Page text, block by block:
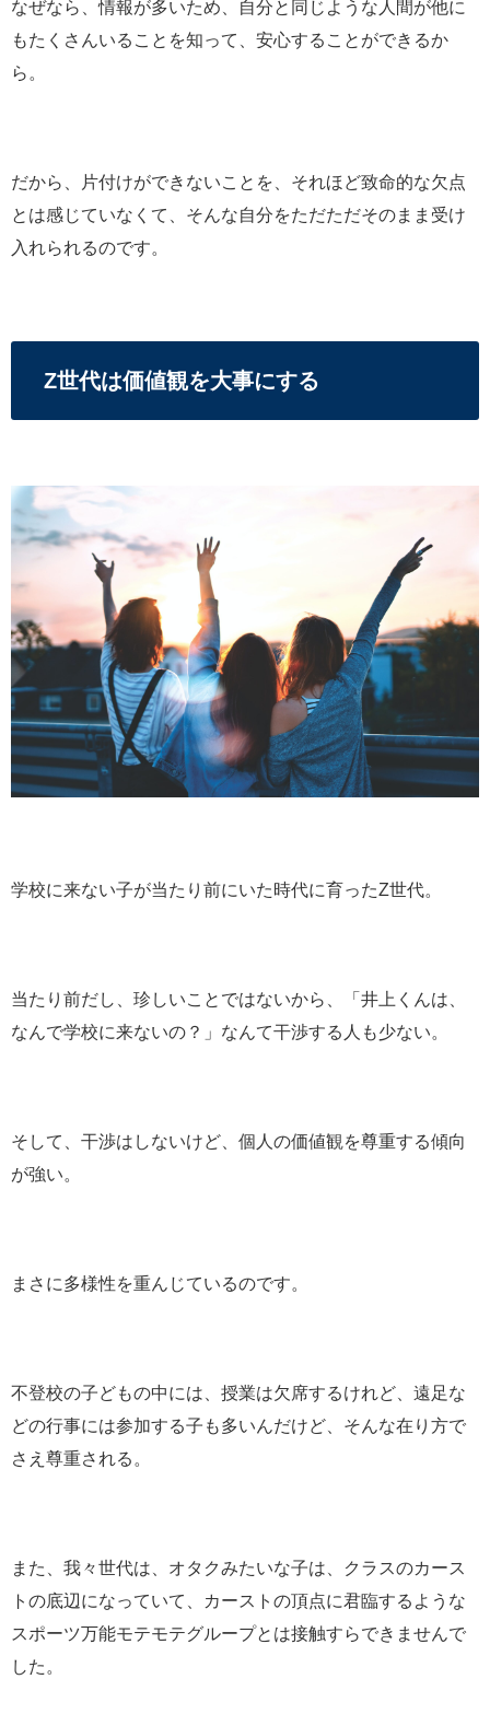
なぜなら、情報が多いため、自分と同じような人間が他に
もたくさんいることを知って、安心することができるか
ら。
だから、片付けができないことを、それほど致命的な欠点
とは感じていなくて、そんな自分をただただそのまま受け
入れられるのです。
Z世代は価値観を大事にする
学校に来ない子が当たり前にいた時代に育ったZ世代。
当たり前だし、珍しいことではないから、「井上くんは、
なんで学校に来ないの？」なんて干渉する人も少ない。
そして、干渉はしないけど、個人の価値観を尊重する傾向
が強い。
まさに多様性を重んじているのです。
不登校の子どもの中には、授業は欠席するけれど、遠足な
どの行事には参加する子も多いんだけど、そんな在り方で
さえ尊重される。
また、我々世代は、オタクみたいな子は、クラスのカース
トの底辺になっていて、カーストの頂点に君臨するような
スポーツ万能モテモテグループとは接触すらできませんで
した。